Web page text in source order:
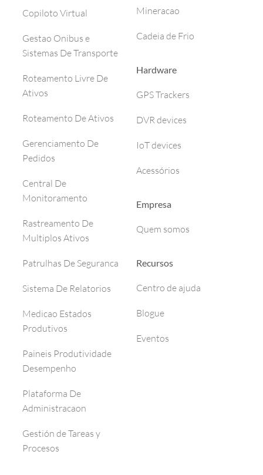
Copiloto Virtual
Gestao Onibus e
Sistemas De Transporte
Roteamento Livre De
Ativos
Roteamento De Ativos
Gerenciamento De
Pedidos
Central De
Monitoramento
Rastreamento De
Multiplos Ativos
Patrulhas De Seguranca
Sistema De Relatorios
Medicao Estados
Produtivos
Paineis Produtividade
Desempenho
Plataforma De
Administracaon
Gestión de Tareas y
Procesos
Mineracao
Cadeia de Frio
Hardware
GPS Trackers
DVR devices
IoT devices
Acessórios
Empresa
Quem somos
Recursos
Centro de ajuda
Blogue
Eventos